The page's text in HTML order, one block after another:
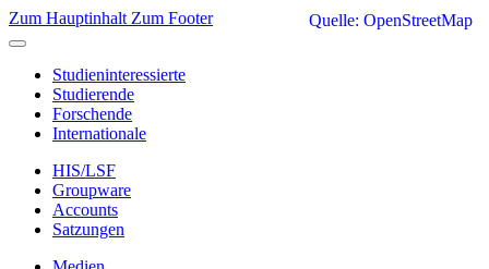
Zum Hauptinhalt Zum Footer
Studieninteressierte
Studierende
Forschende
Internationale
HIS/LSF
Groupware
Accounts
Satzungen
Quelle: OpenStreetMap